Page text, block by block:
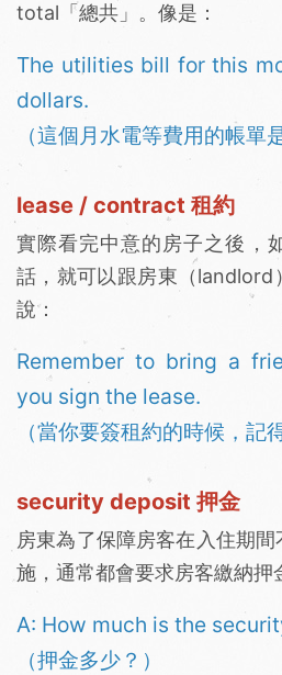
total「總共」。像是：
The utilities bill for this
dollars.
（這個月水電等費用的帳單
lease / contract 租約
實際看完中意的房子之後，
話，就可以跟房東（landlord
說：
Remember to bring a
you sign the lease.
（當你要簽租約的時候，記
security deposit 押金
房東為了保障房客在入住期
施，通常都會要求房客繳納押
A: How much is the
（押金多少？）